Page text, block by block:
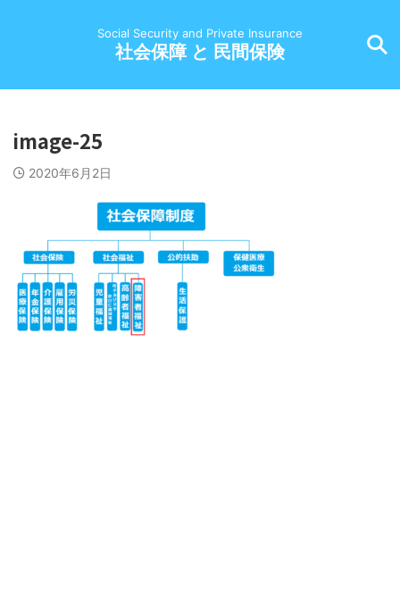
Social Security and Private Insurance
社会保障 と 民間保険
image-25
2020年6月2日